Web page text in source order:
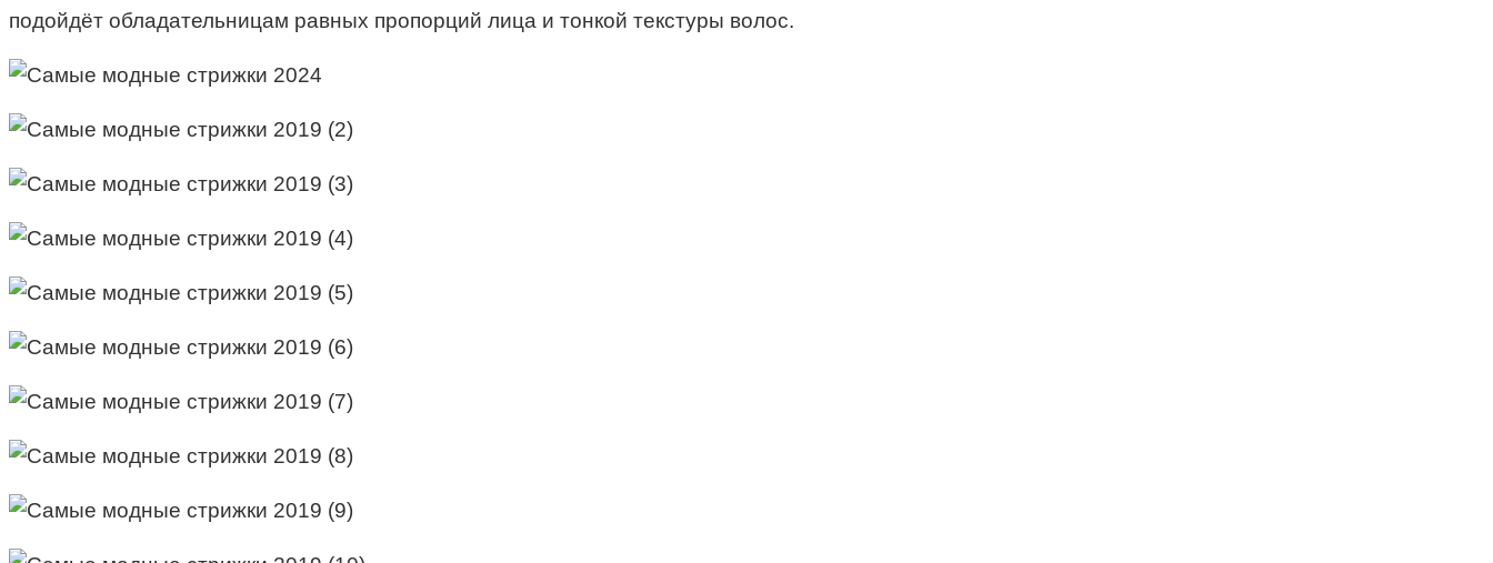
подойдёт обладательницам равных пропорций лица и тонкой текстуры волос.